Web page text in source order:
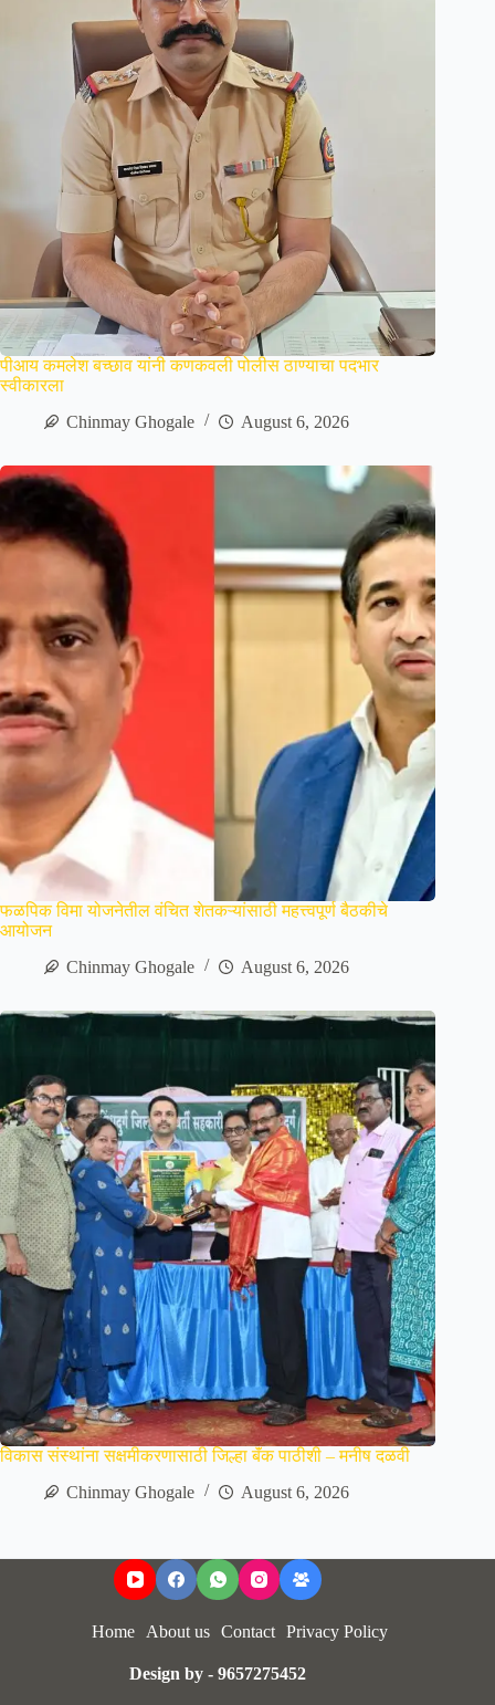
पीआय कमलेश बच्छाव यांनी कणकवली पोलीस ठाण्याचा पदभार
स्वीकारला
Chinmay Ghogale
August 6, 2026
फळपिक विमा योजनेतील वंचित शेतकऱ्यांसाठी महत्त्वपूर्ण बैठकीचे
आयोजन
Chinmay Ghogale
August 6, 2026
विकास संस्थांना सक्षमीकरणासाठी जिल्हा बॅंक पाठीशी – मनीष दळवी
Chinmay Ghogale
August 6, 2026
Home About us Contact Privacy Policy
Design by - 9657275452